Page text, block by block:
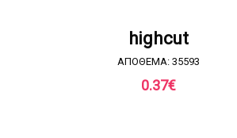
ΖΗΤΗΣΤΕ ΠΡΟΣΦΟΡΑ
highcut
ΑΠΟΘΕΜΑ: 35593
0.37€